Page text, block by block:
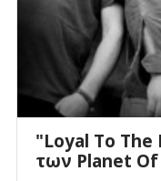
"Loyal To The
των Planet Of